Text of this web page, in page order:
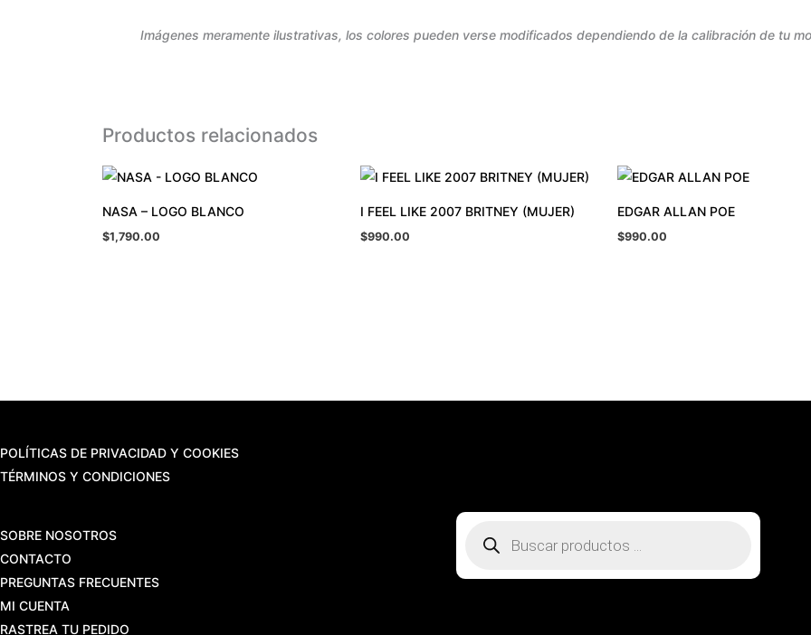
Imágenes meramente ilustrativas, los colores pueden verse modificados dependiendo de la calibración de tu
Productos relacionados
NASA – LOGO BLANCO
$1,790.00
I FEEL LIKE 2007 BRITNEY (MUJER)
$990.00
EDGAR ALLAN POE
$990.00
POLÍTICAS DE PRIVACIDAD Y COOKIES
TÉRMINOS Y CONDICIONES
SOBRE NOSOTROS
CONTACTO
PREGUNTAS FRECUENTES
MI CUENTA
RASTREA TU PEDIDO
Búsqueda
productos